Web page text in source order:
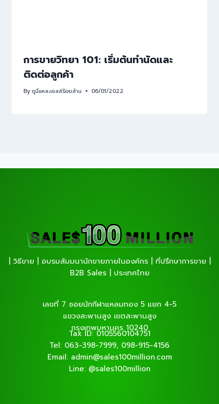
การขายวิทยา 101: เริ่มต้นทำนัดและ
ติดต่อลูกค้า
Byกูนี่แหละเซลล์ร้อยล้าน 06/01/2022
| วิธีขาย | อบรมสัมมนานักขายภายในองค์กร | ที่ปรึกษาการขาย |
B2B Sales | ประเทศไทย
เลขที่ 7 ซอยนักกีฬาแหลมทอง 5 แยก 4-5
แขวงสะพานสูง เขตสะพานสูง
กรุงเทพมหานคร 10240
Tax ID: 0105560104751
Tel: 063-398-7999, 098-915-4156
Email: admin@sales100million.com
Line: @sales100million